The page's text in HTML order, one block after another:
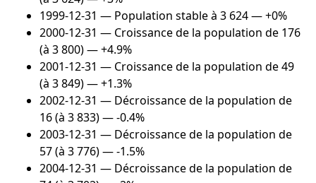
1999-12-31 — Population stable à 3 624 — +0%
2000-12-31 — Croissance de la population de 176
(à 3 800) — +4.9%
2001-12-31 — Croissance de la population de 49
(à 3 849) — +1.3%
2002-12-31 — Décroissance de la population de
16 (à 3 833) — -0.4%
2003-12-31 — Décroissance de la population de
57 (à 3 776) — -1.5%
2004-12-31 — Décroissance de la population de